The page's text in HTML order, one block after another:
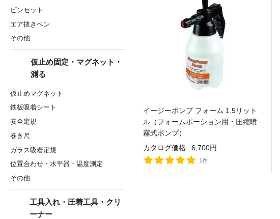
イージーポンプ フォーム 1.5リット
ル（フォームポーション用・圧縮噴
霧式ポンプ）
カタログ価格
6,700円
1件
ピンセット
エア抜きペン
その他
仮止め固定・マグネット・
測る
仮止めマグネット
鉄板吸着シート
安全定規
巻き尺
ガラス吸着定規
位置合わせ・水平器・温度測定
その他
工具入れ・圧着工具・クリ
ーナー